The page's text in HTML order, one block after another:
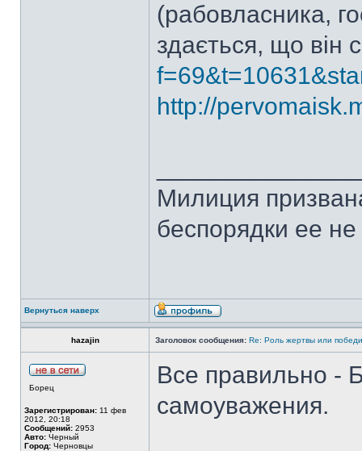
(рабовласника,
здається, що він
http://
Милиция
беспорядки ее
Вернуться наверх
hazajin Заголовок сообщения: Re: Роль жертвы или
Борец
Зарегистрирован: 11 фев
2012, 20:18
Сообщений: 2953
Авто: Черный
Город: Черновцы
Все правильно
самоуважения.